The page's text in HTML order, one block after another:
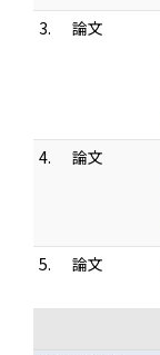
3.
論文
4.
論文
5.
論文